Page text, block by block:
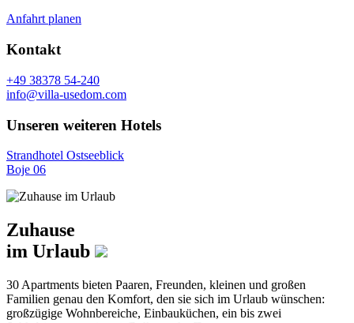
Anfahrt planen
Kontakt
+49 38378 54-240
info@villa-usedom.com
Unseren weiteren Hotels
Strandhotel Ostseeblick
Boje 06
Zuhause
im Urlaub
30 Apartments bieten Paaren, Freunden, kleinen und großen
Familien genau den Komfort, den sie sich im Urlaub wünschen:
großzügige Wohnbereiche, Einbauküchen, ein bis zwei